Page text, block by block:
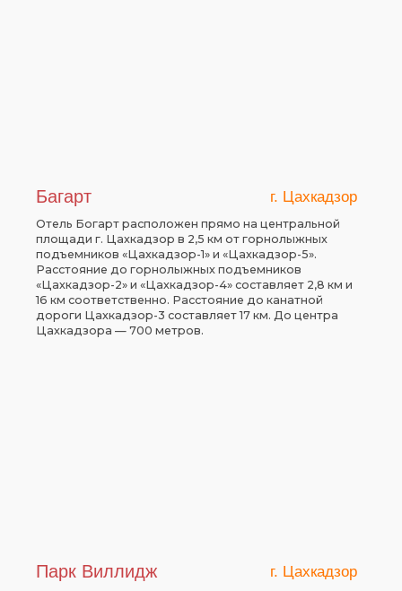
Багарт г. Цахкадзор
Отель Богарт расположен прямо на центральной
площади г. Цахкадзор в 2,5 км от горнолыжных
подъемников «Цахкадзор-1» и «Цахкадзор-5».
Расстояние до горнолыжных подъемников
«Цахкадзор-2» и «Цахкадзор-4» составляет 2,8 км и
16 км соответственно. Расстояние до канатной
дороги Цахкадзор-3 составляет 17 км. До центра
Цахкадзора — 700 метров.
Парк Виллидж г. Цахкадзор